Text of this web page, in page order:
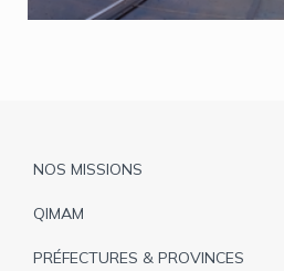
Pied
de
page
NOS MISSIONS
QIMAM
PRÉFECTURES & PROVINCES